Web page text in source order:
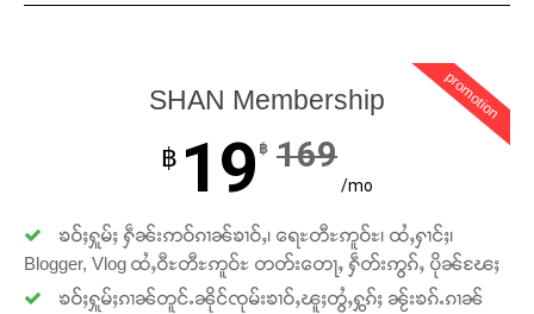
promotion
SHAN Membership
฿ 19 ฿ 169
/mo
ၶဝ်ႈႁူမ်ႈ ႁဵၼ်းဢဝ်ၵၢၼ်ၶၢဝ်ႇ၊ ရေႊတီႊဢူဝ်ႊ၊ ထႆႇႁၢင်ႈ၊
Blogger, Vlog ထႆႇဝီႊတီႊဢူဝ်ႊ တတ်းတေႃႇ ႁဵတ်းဢွၵ်ႇ ပိုၼ်ၽႄႈ
ၶဝ်ႈႁူမ်ႈၵၢၼ်တူင်ႉၼိုင်ၸုမ်းၶၢဝ်ႇၽူႈတွႆႇႁွၵ်ႈ ၼႂ်းၶၵ်ႉၵၢၼ်